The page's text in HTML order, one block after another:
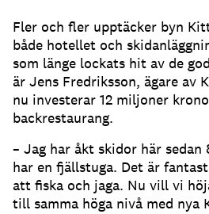
Fler och fler upptäcker byn
både hotellet och
som länge lockats hit av de
är Jens Fredriksson, ägare av
nu investerar 12 miljoner
backrestaurang.
– Jag har åkt skidor här
har en fjällstuga. Det är
att fiska och jaga. Nu vill vi
till samma höga nivå med nya